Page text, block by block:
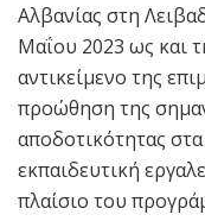
Αλβανίας στη
Μαΐου 2023 ως και
αντικείμενο της
προώθηση της
αποδοτικότητας
εκπαιδευτική
πλαίσιο του